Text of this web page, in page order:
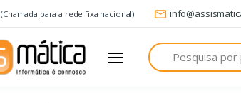
(Chamada para a rede fixa nacional)
Pesquisa